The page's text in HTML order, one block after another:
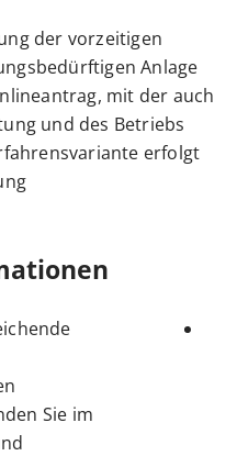
der vorzeitigen
Anlage
mit der auch
und des Betriebs
erfolgt
Sie im